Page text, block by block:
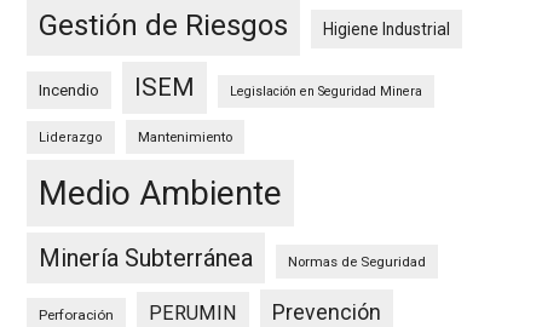
Gestión de Riesgos Higiene Industrial
Incendio ISEM Legislación en Seguridad Minera
Liderazgo Mantenimiento
Medio Ambiente
Minería Subterránea Normas de Seguridad
Perforación PERUMIN Prevención